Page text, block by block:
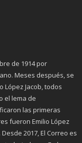
de 1914 por
Meses después, se
López Jacob, todos
el lema de
las primeras
fueron Emilio López
2017, El Correo es